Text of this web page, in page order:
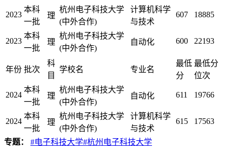
2023
本科
一批
理
杭州电子科技大学
(中外合作)
计算机科学
与技术
607 18885
2023
本科
一批
理
杭州电子科技大学
(中外合作)
自动化 600 22193
年份 批次
科
目
学校名 专业名
最低
分
最低分
位次
2024
本科
一批
理
杭州电子科技大学
(中外合作)
自动化 611 19766
2024
本科
一批
理
杭州电子科技大学
(中外合作)
计算机科学
与技术
615 17563
专题： #电子科技大学#杭州电子科技大学